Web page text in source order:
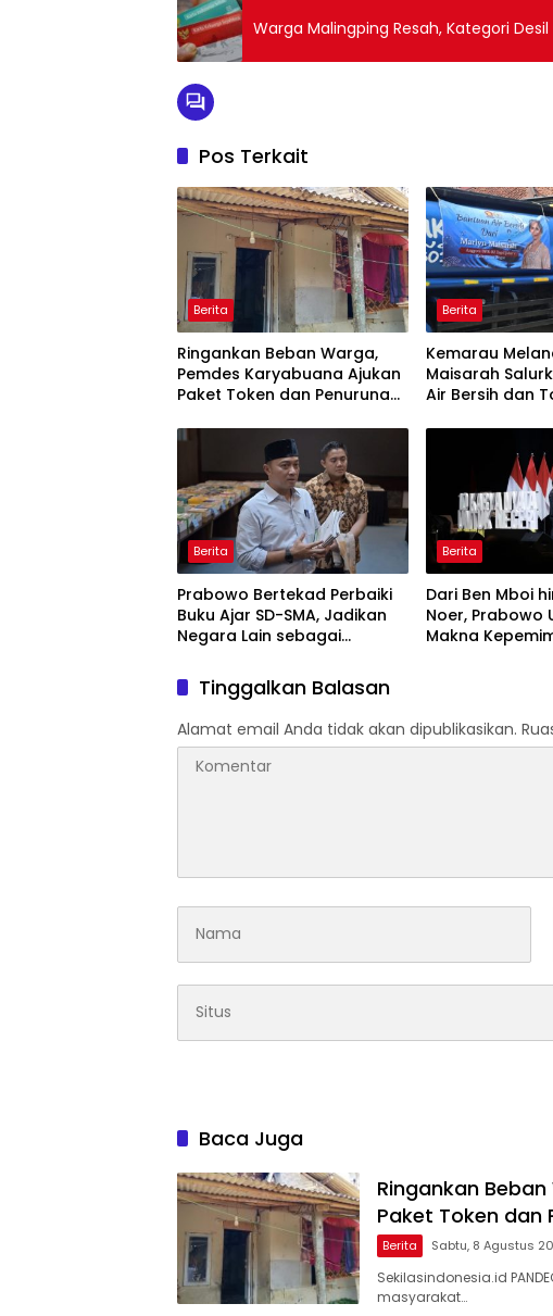
Warga Malingping Resah, Kategori
Pos Terkait
Berita
Ringankan Beban Warga,
Pemdes Karyabuana Ajukan
Paket Token dan Penurunan
Berita
Kemarau
Maisarah
Air Bersih dan
Berita
Prabowo Bertekad Perbaiki
Buku Ajar SD-SMA, Jadikan
Negara Lain sebagai
Berita
Dari Ben Mboi
Noer, Prabowo
Makna
Tinggalkan Balasan
Alamat email Anda tidak akan dipublikasikan.
Baca Juga
Ringankan
Paket Token dan
Berita Sabtu, 8 Agustus
Sekilasindonesia.id
masyarakat…